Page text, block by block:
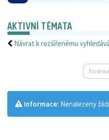
AKTIVNÍ TÉMATA
Návrat k rozšířenému
Stránka
Informace: Nenalezeny